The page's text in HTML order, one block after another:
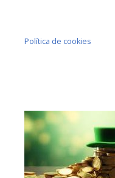
Política de cookies